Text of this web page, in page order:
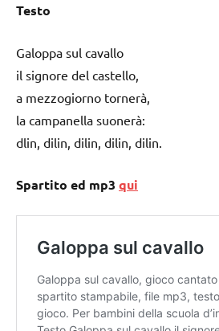
Testo
Galoppa sul cavallo
il signore del castello,
a mezzogiorno tornerà,
la campanella suonerà:
dlin, dilin, dilin, dilin, dilin.
Spartito ed mp3 qui